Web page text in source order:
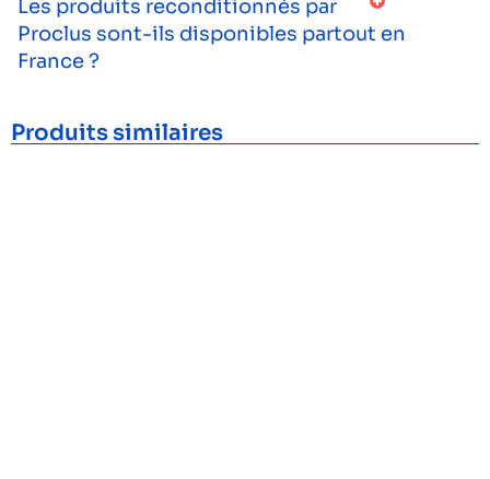
Les produits reconditionnés par
Proclus sont-ils disponibles partout en
France ?
Produits similaires